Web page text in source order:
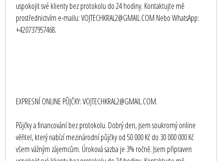
uspokojit své klienty bez protokolu do 24 hodiny. Kontaktujte mě
prostřednictvím e-mailu: VOJTECHKRAL2@GMAIL.COM Nebo WhatsApp:
+420737957468.
EXPRESNÍ ONLINE PŮJČKY: VOJTECHKRAL2@GMAIL.COM.
Půjčky a financování bez protokolu. Dobrý den, jsem soukromý online
věřitel, který nabízí mezinárodní půjčky od 50 000 Kč do 30 000 000 Kč
všem vážným zájemcům. Úroková sazba je 3% ročně. Jsem připraven